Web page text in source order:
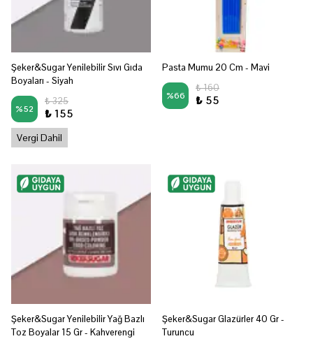
Şeker&Sugar Yenilebilir Sıvı Gıda
Boyaları - Siyah
%52
₺ 325
₺ 155
Vergi Dahil
Pasta Mumu 20 Cm - Mavi
%66
₺ 160
₺ 55
Şeker&Sugar Yenilebilir Yağ Bazlı
Toz Boyalar 15 Gr - Kahverengi
Şeker&Sugar Glazürler 40 Gr -
Turuncu